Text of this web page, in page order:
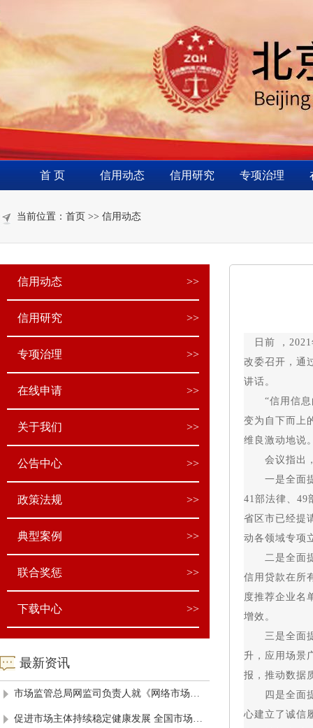
首 页 信用动态 信用研究 专项治理
当前位置：首页 >> 信用动态
>>
信用动态
>>
信用研究
>>
专项治理
>>
在线申请
>>
关于我们
>>
公告中心
>>
政策法规
>>
典型案例
>>
联合奖惩
>>
下载中心
最新资讯
市场监管总局网监司负责人就《网络市场监管与服务示范区创建管理办法（试行）》及其配套评估指标体系答记者问
促进市场主体持续稳定健康发展 全国市场监管系统登记注册工作会议召开
日前 ，2021
改委召开，通
讲话。
“信用信息的
变为自下而上
维良激动地说
会议指出，
一是全面提
41部法律、49
省区市已经提
动各领域专项
二是全面提
信用贷款在所
度推荐企业名
增效。
三是全面提
升，应用场景
报，推动数据
四是全面提
心建立了诚信